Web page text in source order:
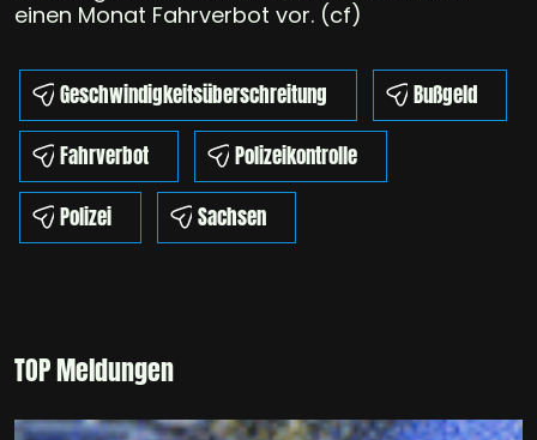
einen Monat Fahrverbot vor. (cf)
Geschwindigkeitsüberschreitung
Bußgeld
Fahrverbot
Polizeikontrolle
Polizei
Sachsen
TOP Meldungen